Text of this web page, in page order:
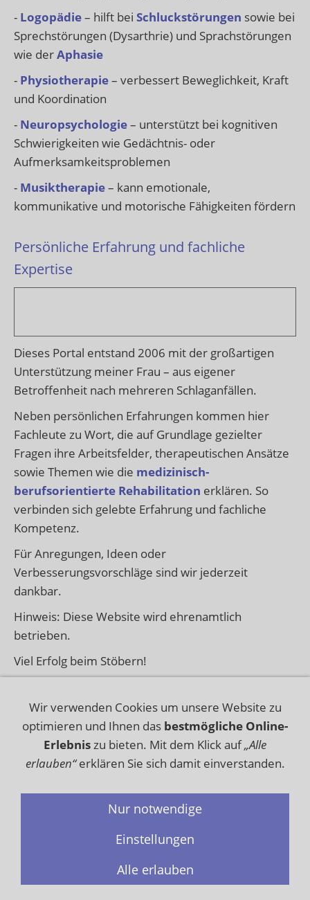
- Logopädie– hilft bei Schluckstörungen sowie bei
Sprechstörungen (Dysarthrie) und Sprachstörungen
wie derAphasie
- Physiotherapie– verbessert Beweglichkeit, Kraft
und Koordination
- Neuropsychologie– unterstützt bei kognitiven
Schwierigkeiten wie Gedächtnis- oder
Aufmerksamkeitsproblemen
- Musiktherapie– kann emotionale,
kommunikative und motorische Fähigkeiten fördern
Persönliche Erfahrung und fachliche
Expertise
Dieses Portal entstand 2006 mit der großartigen
Unterstützung meiner Frau – aus eigener
Betroffenheit nach mehreren Schlaganfällen.
Neben persönlichen Erfahrungen kommen hier
Fachleute zu Wort, die auf Grundlage gezielter
Fragen ihre Arbeitsfelder, therapeutischen Ansätze
sowie Themen wie die medizinisch-
berufsorientierte Rehabilitation erklären. So
verbinden sich gelebte Erfahrung und fachliche
Kompetenz.
Für Anregungen, Ideen oder
Verbesserungsvorschläge sind wir jederzeit
dankbar.
Hinweis: Diese Website wird ehrenamtlich
betrieben.
Viel Erfolg beim Stöbern!
Haftungsausschluss
ImpressumKontaktLizenz
© 2025 www.tettricks.de - Alle Rechte vorbehalten
Wir verwenden Cookies um unsere Website zu
optimieren und Ihnen das bestmögliche Online-
Erlebniszu bieten. Mit dem Klick auf„Alle
erlauben“erklären Sie sich damit einverstanden.
Nur notwendige
Einstellungen
Alle erlauben